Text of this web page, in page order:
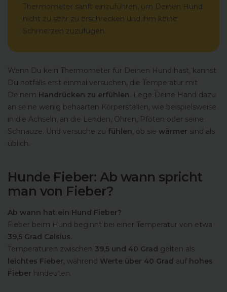
Thermometer sanft einzuführen, um Deinen Hund
nicht zu sehr zu erschrecken und ihm keine
Schmerzen zuzufügen.
Wenn Du kein Thermometer für Deinen Hund hast, kannst
Du notfalls erst einmal versuchen, die Temperatur mit
Deinem Handrücken zu erfühlen. Lege Deine Hand dazu
an seine wenig behaarten Körperstellen, wie beispielsweise
in die Achseln, an die Lenden, Ohren, Pfoten oder seine
Schnauze. Und versuche zu fühlen, ob sie wärmer sind als
üblich.
Hunde Fieber: Ab wann spricht
man von Fieber?
Ab wann hat ein Hund Fieber?
Fieber beim Hund beginnt bei einer Temperatur von etwa
39,5 Grad Celsius.
Temperaturen zwischen 39,5 und 40 Grad gelten als
leichtes Fieber, während Werte über 40 Grad auf hohes
Fieber hindeuten.